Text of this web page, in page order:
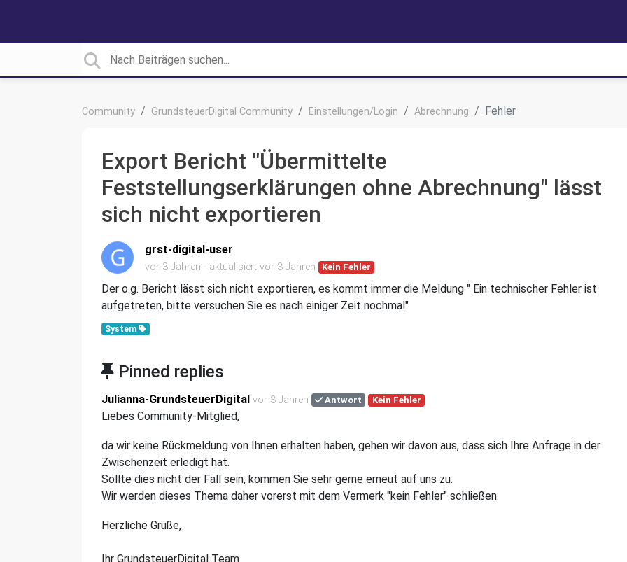
Community GrundsteuerDigital Community Einstellungen/Login Abrechnung Fehler
Export Bericht "Übermittelte
Feststellungserklärungen ohne Abrechnung" lässt
sich nicht exportieren
grst-digital-user
vor 3 Jahren aktualisiert vor 3 Jahren Kein Fehler
Der o.g. Bericht lässt sich nicht exportieren, es kommt immer die Meldung " Ein technischer Fehler ist
aufgetreten, bitte versuchen Sie es nach einiger Zeit nochmal"
System
Pinned replies
Julianna-GrundsteuerDigital vor 3 Jahren Antwort Kein Fehler
Liebes Community-Mitglied,
da wir keine Rückmeldung von Ihnen erhalten haben, gehen wir davon aus, dass sich Ihre Anfrage in der
Zwischenzeit erledigt hat.
Sollte dies nicht der Fall sein, kommen Sie sehr gerne erneut auf uns zu.
Wir werden dieses Thema daher vorerst mit dem Vermerk "kein Fehler" schließen.
Herzliche Grüße,
Ihr GrundsteuerDigital Team